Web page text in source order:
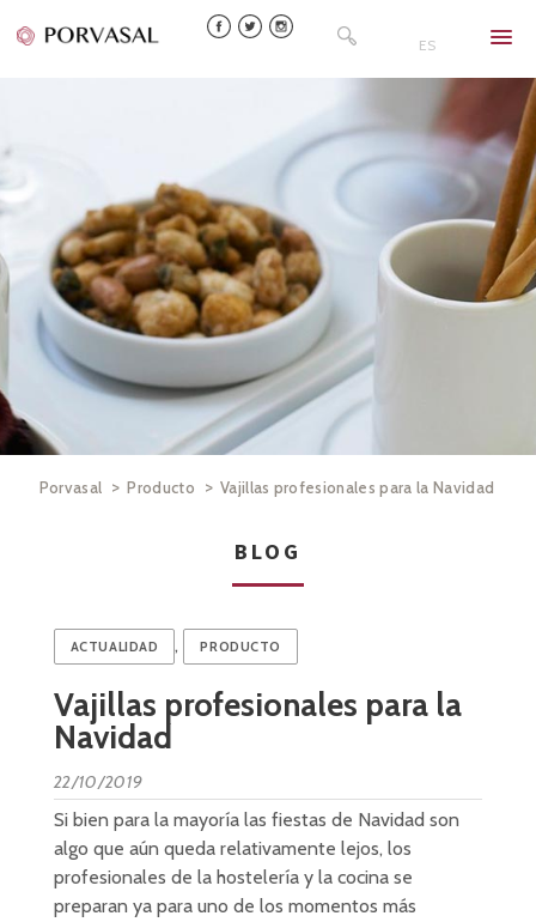
Skip
to
ES
Porvasal > Producto > Vajillas profesionales para la Navidad
BLOG
ACTUALIDAD , PRODUCTO
Vajillas profesionales para la
Navidad
22/10/2019
Si bien para la mayoría las fiestas de Navidad son
algo que aún queda relativamente lejos, los
profesionales de la hostelería y la cocina se
preparan ya para uno de los momentos más